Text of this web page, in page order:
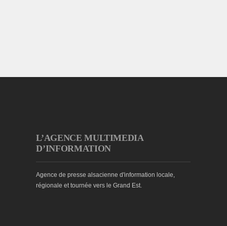
L’AGENCE MULTIMEDIA
D’INFORMATION
Agence de presse alsacienne d'information locale,
régionale et tournée vers le Grand Est.